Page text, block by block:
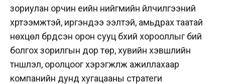
зориулан орчин үеийн нийгмийн үйлчилгээний
хүртээмжтэй, иргэндээ ээлтэй, амьдрах таатай
нөхцөл бүрдсэн орон сууц бүхий хорооллыг бий
болгох зорилгын дор төр, хувийн хэвшлийн
түншлэл, оролцоог хэрэгжүүлж ажиллахаар
компанийн дунд хугацааны стратеги